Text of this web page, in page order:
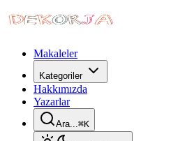
Makaleler
Kategoriler
Hakkımızda
Yazarlar
Ara...⌘K